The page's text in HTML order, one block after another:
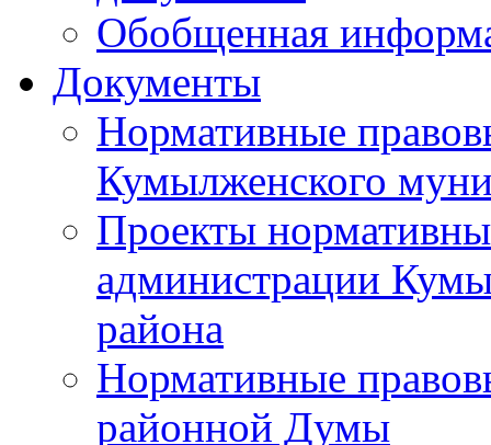
Обобщенная
Документы
Нормативные
Кумылженского
Проекты
администрации
района
Нормативные
районной Думы